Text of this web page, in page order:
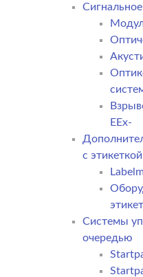
EEx-
с этикеткой
Системы
очередью